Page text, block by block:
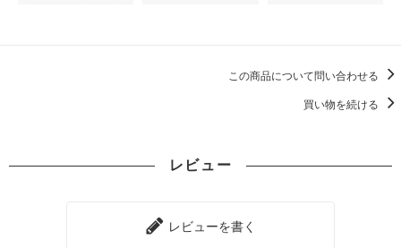
この商品について問い合わせる
買い物を続ける
レビュー
レビューを書く